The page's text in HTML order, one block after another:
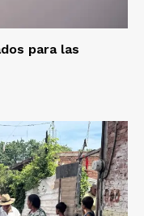
para las